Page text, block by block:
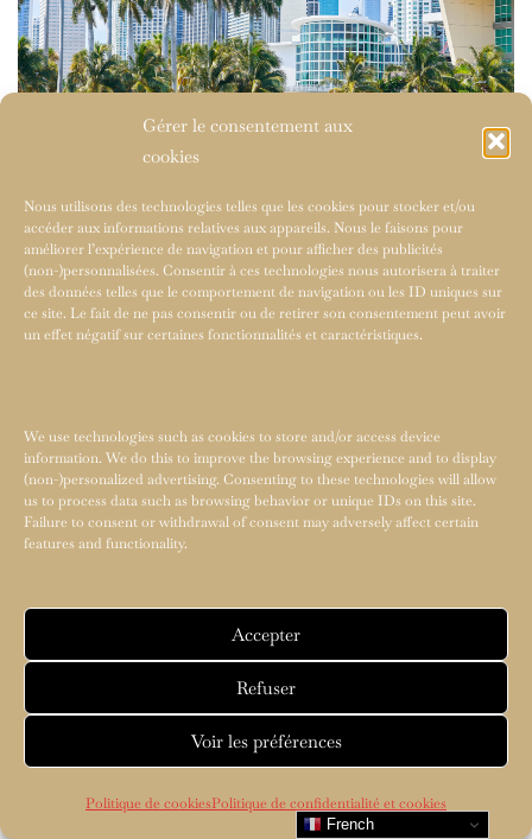
Gérer le consentement aux
cookies
Nous utilisons des technologies telles que les cookies pour stocker et/ou
accéder aux informations relatives aux appareils. Nous le faisons pour
améliorer l’expérience de navigation et pour afficher des publicités
(non-)personnalisées. Consentir à ces technologies nous autorisera à traiter
des données telles que le comportement de navigation ou les ID uniques sur
ce site. Le fait de ne pas consentir ou de retirer son consentement peut avoir
un effet négatif sur certaines fonctionnalités et caractéristiques.
We use technologies such as cookies to store and/or access device
information. We do this to improve the browsing experience and to display
(non-)personalized advertising. Consenting to these technologies will allow
us to process data such as browsing behavior or unique IDs on this site.
Failure to consent or withdrawal of consent may adversely affect certain
features and functionality.
Accepter
Refuser
Voir les préférences
Politique de cookiesPolitique de confidentialité et cookies
French